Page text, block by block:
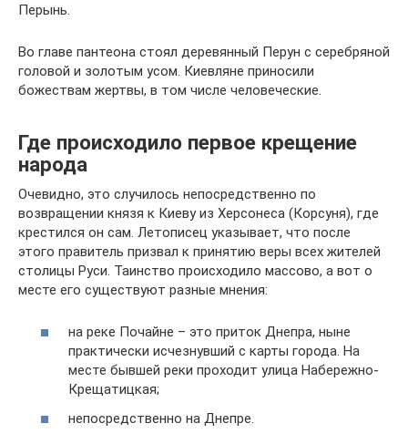
Перынь.
Во главе пантеона стоял деревянный Перун с серебряной
головой и золотым усом. Киевляне приносили
божествам жертвы, в том числе человеческие.
Где происходило первое крещение
народа
Очевидно, это случилось непосредственно по
возвращении князя к Киеву из Херсонеса (Корсуня), где
крестился он сам. Летописец указывает, что после
этого правитель призвал к принятию веры всех жителей
столицы Руси. Таинство происходило массово, а вот о
месте его существуют разные мнения:
на реке Почайне – это приток Днепра, ныне
практически исчезнувший с карты города. На
месте бывшей реки проходит улица Набережно-
Крещатицкая;
непосредственно на Днепре.